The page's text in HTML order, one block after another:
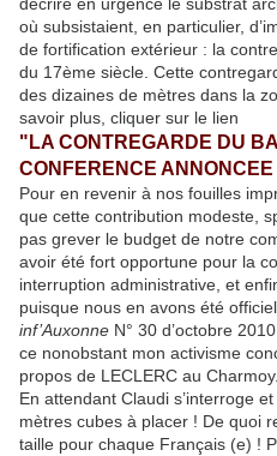
où subsistaient, en particulier,
de fortification extérieur : la
du 17ème siècle. Cette
des dizaines de mètres dans la
savoir plus, cliquer sur le lien
"LA CONTREGARDE DU
CONFERENCE
Pour en revenir à nos fouilles
que cette contribution modeste,
pas grever le budget de notre
avoir été fort opportune pour la
interruption administrative, et
puisque nous en avons été
inf’Auxonne N° 30 d’octobre
ce nonobstant mon activisme
propos de LECLERC au Charmoy.
En attendant Claudi s’interroge
mètres cubes à placer ! De quoi
taille pour chaque Français (e) !